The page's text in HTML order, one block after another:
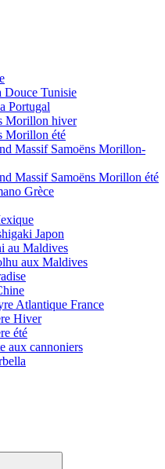
Douce Tunisie
Portugal
Morillon hiver
Morillon été
Massif Samoëns Morillon-
Massif Samoëns Morillon été
Grèce
Japon
au Maldives
aux Maldives
Atlantique France
Hiver
été
aux cannoniers